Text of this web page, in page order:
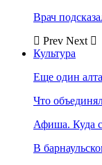
Врач
Prev Next
Культура
Еще один
Что
Афиша. Куда
В